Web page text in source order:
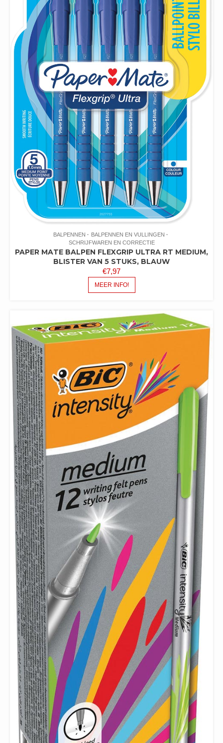
BALPENNEN
BALPENNEN EN VULLINGEN
SCHRIJFWAREN EN CORRECTIE
PAPER MATE BALPEN FLEXGRIP ULTRA RT MEDIUM,
BLISTER VAN 5 STUKS, BLAUW
€7,97
MEER INFO!